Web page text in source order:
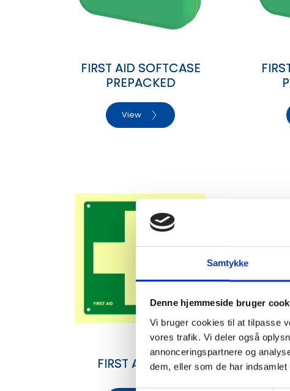
Samtykke
Denne hjemmeside bruger
Vi bruger cookies til at tilpasse
vores trafik. Vi deler også
annonceringspartnere og
dem, eller som de har
FIRST AID SOFTCASE
PREPACKED
View
FIRST AID SIGN